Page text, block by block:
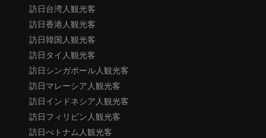
訪日台湾人観光客
訪日香港人観光客
訪日韓国人観光客
訪日タイ人観光客
訪日シンガポール人観光客
訪日マレーシア人観光客
訪日インドネシア人観光客
訪日フィリピン人観光客
訪日べトナム人観光客